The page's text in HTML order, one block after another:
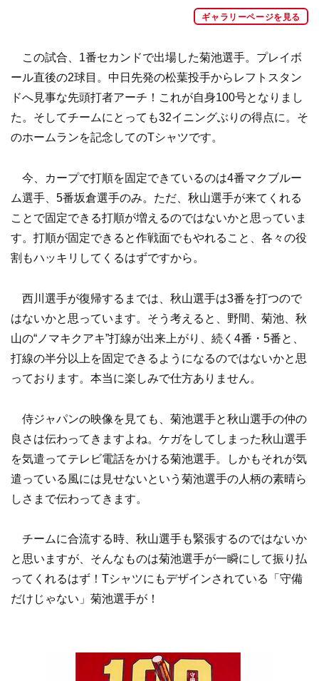
ギャラリーページを見る
この試合、1番セカンドで出場した菊池選手。プレイボ
ール直後の2球目。中日先発の松葉投手からレフトスタン
ドへ見事な先頭打者アーチ！これが自身100号となりまし
た。そしてチームにとっても32イニングぶりの得点に。そ
のホームランを記念してのTシャツです。
今、カープで打順を固定できているのは4番マクブルー
ム選手、5番坂倉選手のみ。ただ、秋山選手が来てくれる
ことで固定できる打順が増えるのではないかと思っていま
す。打順が固定できると作戦面でもやれること、各々の役
割もハッキリしてくるはずですから。
西川選手が復帰するまでは、秋山選手は3番を打つので
はないかと思っています。そう考えると、野間、菊池、秋
山の“ノマキクアキ”打線が出来上がり、続く4番・5番と、
打線の半分以上を固定できるようになるのではないかと思
っております。本当に楽しみで仕方ありません。
侍ジャパンの映像を見ても、菊池選手と秋山選手の仲の
良さは伝わってきますよね。ケガをしてしまった秋山選手
を気遣ってテレビ電話をかける菊池選手。しかもそれが気
遣っている風には見せないという菊池選手の人柄の素晴ら
しさまで伝わってきます。
チームに合流する時、秋山選手も緊張するのではないか
と思いますが、そんなものは菊池選手が一瞬にして振り払
ってくれるはず！Tシャツにもデザインされている「守備
だけじゃない」菊池選手が！